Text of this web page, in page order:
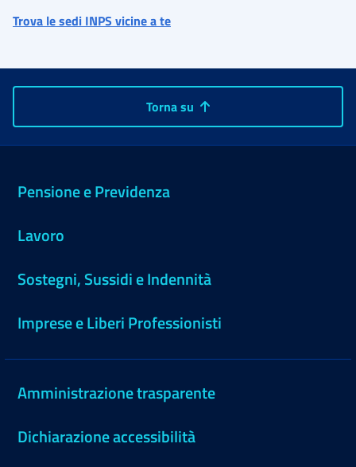
Trova le sedi INPS vicine a te
Torna su
Pensione e Previdenza
Lavoro
Sostegni, Sussidi e Indennità
Imprese e Liberi Professionisti
Amministrazione trasparente
Dichiarazione accessibilità